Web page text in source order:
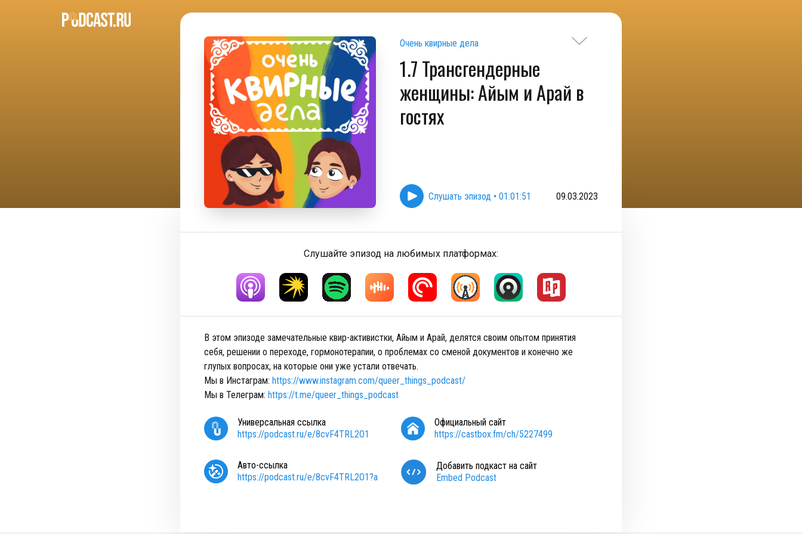
Очень квирные дела
1.7 Трансгендерные
женщины: Айым и Арай в
гостях
Слушать эпизод • 01:01:51 09.03.2023
Слушайте эпизод на любимых платформах:
В этом эпизоде замечательные квир-активистки, Айым и Арай, делятся своим опытом принятия
себя, решении о переходе, гормонотерапии, о проблемах со сменой документов и конечно же
глупых вопросах, на которые они уже устали отвечать.
Мы в Инстаграм: https://www.instagram.com/queer_things_podcast/
Мы в Телеграм: https://t.me/queer_things_podcast
Универсальная ссылка
https://podcast.ru/e/8cvF4TRL2O1
Официальный сайт
https://castbox.fm/ch/5227499
Авто-ссылка
https://podcast.ru/e/8cvF4TRL2O1?a
Добавить подкаст на сайт
Embed Podcast